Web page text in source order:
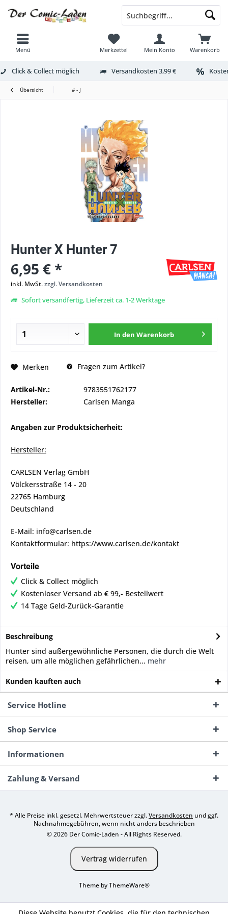
Menü Warenkorb
Merkzettel Mein Konto
Click & Collect möglich Versandkosten 3,99 €
Übersicht # - J
Hunter X Hunter 7
6,95 € *
inkl. MwSt.zzgl. Versandkosten
Sofort versandfertig, Lieferzeit ca. 1-2 Werktage
In den Warenkorb
Merken Fragen zum Artikel?
Artikel-Nr.:
9783551762177
Hersteller:
Carlsen Manga
Angaben zur Produktsicherheit:
Hersteller:
CARLSEN Verlag GmbH
Völckersstraße 14 - 20
22765 Hamburg
Deutschland
E-Mail: info@carlsen.de
Kontaktformular: https://www.carlsen.de/kontakt
Vorteile
Click & Collect möglich
Kostenloser Versand ab € 99,- Bestellwert
14 Tage Geld-Zurück-Garantie
Beschreibung
Hunter sind außergewöhnliche Personen, die durch die Welt
reisen, um alle möglichen gefährlichen... mehr
Kunden kauften auch
Service Hotline
Shop Service
Informationen
Zahlung & Versand
* Alle Preise inkl. gesetzl. Mehrwertsteuer zzgl.Versandkosten und ggf.
Nachnahmegebühren, wenn nicht anders beschrieben
© 2026 Der Comic-Laden - All Rights Reserved.
Vertrag widerrufen
Theme byThemeWare®